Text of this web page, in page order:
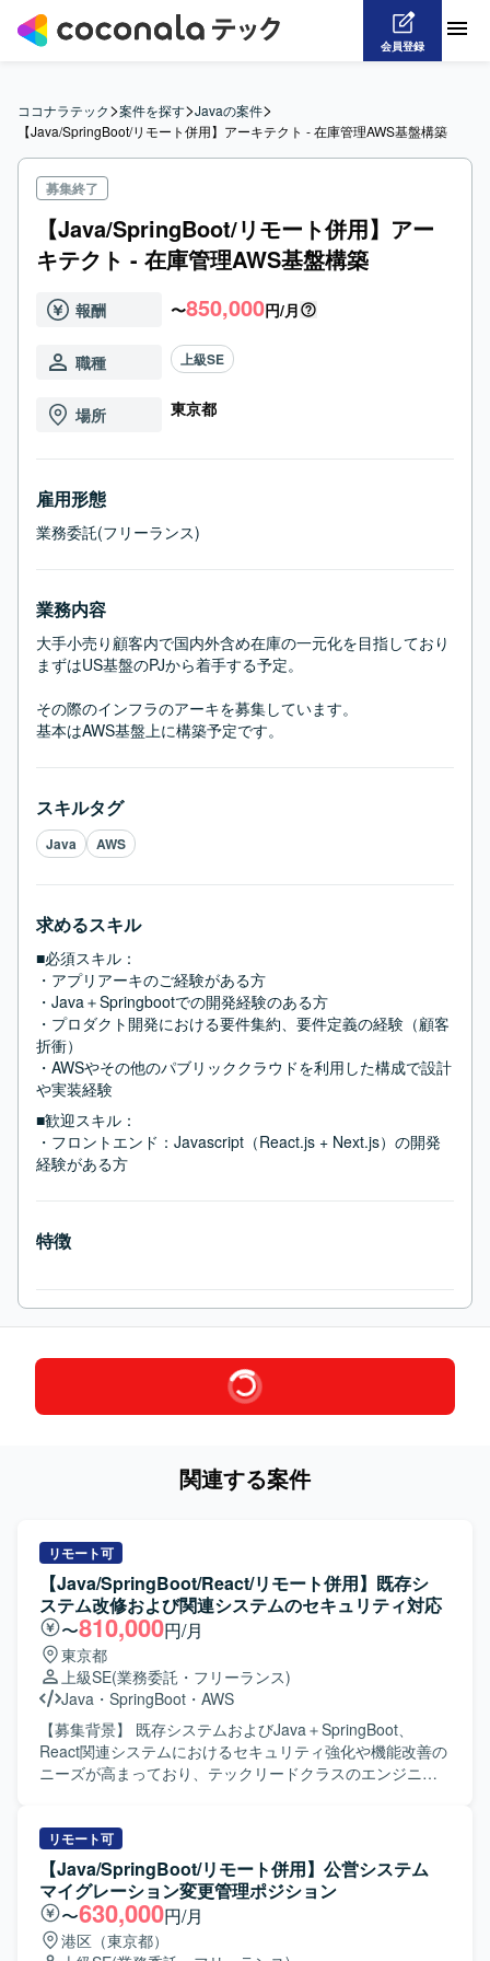
会員登録
ココナラテック>案件を探す>Javaの案件>
【Java/SpringBoot/リモート併用】アーキテクト - 在庫管理AWS基盤構築
募集終了
【Java/SpringBoot/リモート併用】アー
キテクト - 在庫管理AWS基盤構築
報酬 〜850,000円/月
職種 上級SE
場所 東京都
雇用形態
業務委託(フリーランス)
業務内容
大手小売り顧客内で国内外含め在庫の一元化を目指しており
まずはUS基盤のPJから着手する予定。
その際のインフラのアーキを募集しています。
基本はAWS基盤上に構築予定です。
スキルタグ
Java AWS
求めるスキル
■必須スキル：
・アプリアーキのご経験がある方
・Java＋Springbootでの開発経験のある方
・プロダクト開発における要件集約、要件定義の経験（顧客
折衝）
・AWSやその他のパブリッククラウドを利用した構成で設計
や実装経験
■歓迎スキル：
・フロントエンド：Javascript（React.js + Next.js）の開発
経験がある方
特徴
関連する案件
リモート可
【Java/SpringBoot/React/リモート併用】既存シ
ステム改修および関連システムのセキュリティ対応
〜810,000円/月
東京都
上級SE(業務委託・フリーランス)
Java ・ SpringBoot ・ AWS
【募集背景】 既存システムおよびJava＋SpringBoot、
React関連システムにおけるセキュリティ強化や機能改善の
ニーズが高まっており、テックリードクラスのエンジニア
およびReact関連システムの脆弱性対応やバージョンアップ
対応を行っていただきます。AIツール（Claude Codeや
Copilot）を活用しながら、開発・テスト・レビュー工程の
効率化を推進していただきます。また、ユーザーと直接コ
ミュニケーションを取り、要件や仕様の調整を行っていた
だきます。現行メンバーと連携しつつ、品質と生産性を意
リモート可
【Java/SpringBoot/リモート併用】公営システム
マイグレーション変更管理ポジション
〜630,000円/月
港区（東京都）